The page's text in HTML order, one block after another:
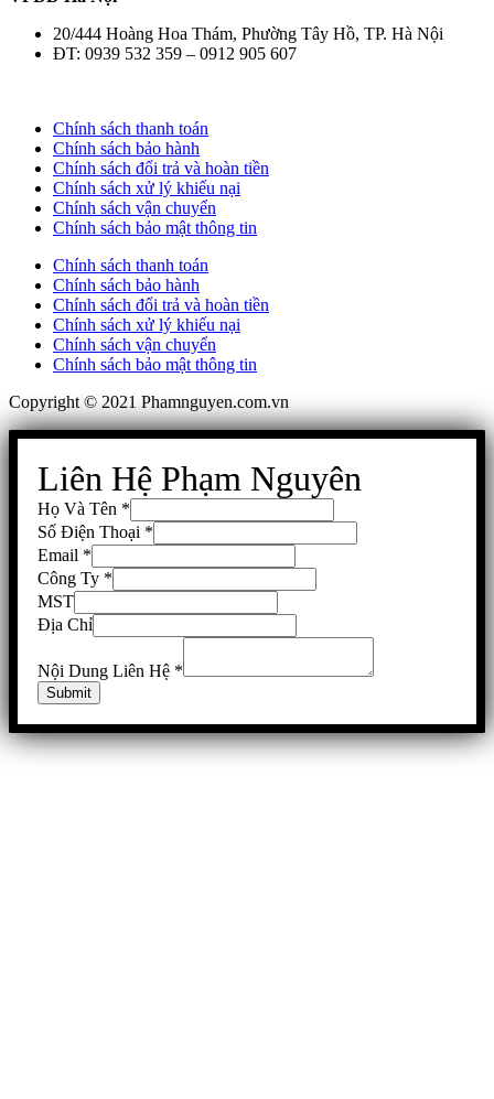
20/444 Hoàng Hoa Thám, Phường Tây Hồ, TP. Hà Nội
ĐT: 0939 532 359 – 0912 905 607
Chính sách thanh toán
Chính sách bảo hành
Chính sách đổi trả và hoàn tiền
Chính sách xử lý khiếu nại
Chính sách vận chuyển
Chính sách bảo mật thông tin
Chính sách thanh toán
Chính sách bảo hành
Chính sách đổi trả và hoàn tiền
Chính sách xử lý khiếu nại
Chính sách vận chuyển
Chính sách bảo mật thông tin
Copyright © 2021 Phamnguyen.com.vn
Liên Hệ Phạm Nguyên
Họ Và Tên *
Số Điện Thoại *
Email *
Công Ty *
MST
Địa Chỉ
Nội Dung Liên Hệ *
Submit